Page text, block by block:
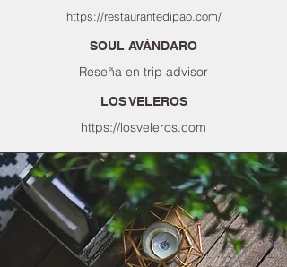
https://restaurantedipao.com/
SOUL AVÁNDARO
Reseña en trip advisor
LOS VELEROS
https://losveleros.com